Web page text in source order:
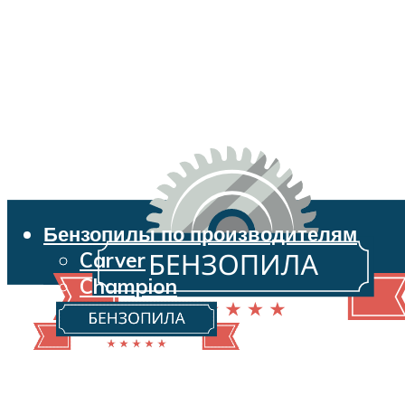
Бензопилы по производителям
Carver
Champion
Echo
Husqvarna